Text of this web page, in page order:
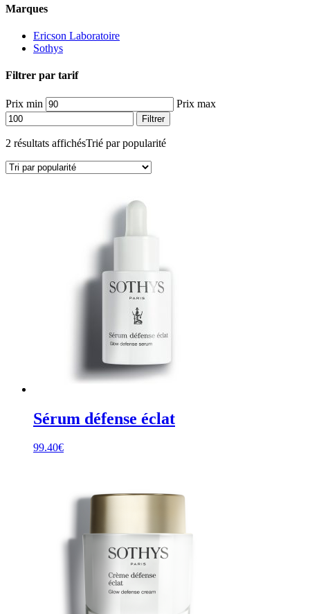
Marques
Ericson Laboratoire
Sothys
Filtrer par tarif
Prix min Prix max
Filtrer
2 résultats affichésTrié par popularité
Sérum défense éclat
99.40€